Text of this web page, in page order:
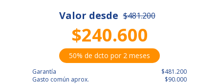
Valor desde $481.200
$240.600
50% de dcto por 2 meses
Garantía
Gasto común aprox.
$481.200
$90.000